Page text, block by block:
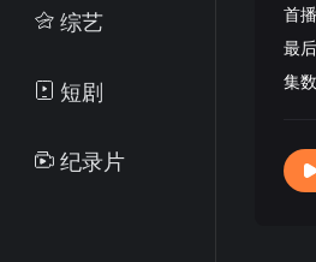
综艺
短剧
纪录片
首
最
集